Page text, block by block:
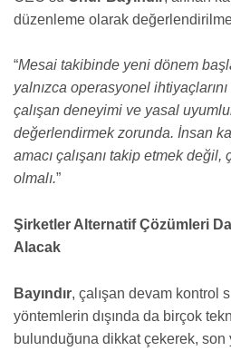
düzenleme olarak
“Mesai takibinde yeni dönem
yalnızca operasyonel
çalışan deneyimi ve yasal
değerlendirmek zorunda. İnsan
amacı çalışanı takip etmek değil,
olmalı.”
Şirketler Alternatif Çözümleri
Alacak
Bayındır, çalışan devam kontrol
yöntemlerin dışında da birçok
bulunduğuna dikkat çekerek, son